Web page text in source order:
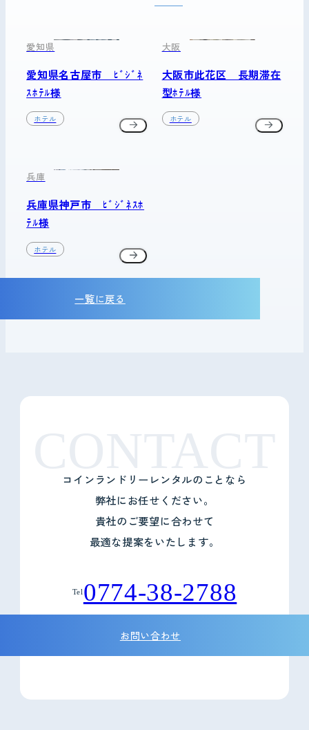
愛知県
愛知県名古屋市 ﾋﾞｼﾞﾈ
ｽﾎﾃﾙ様
ホテル
大阪
大阪市此花区 長期滞在
型ﾎﾃﾙ様
ホテル
兵庫
兵庫県神戸市 ﾋﾞｼﾞﾈｽﾎ
ﾃﾙ様
ホテル
一覧に戻る
コインランドリーレンタルのことなら
弊社にお任せください。
貴社のご要望に合わせて
最適な提案をいたします。
Tel 0774-38-2788
お問い合わせ